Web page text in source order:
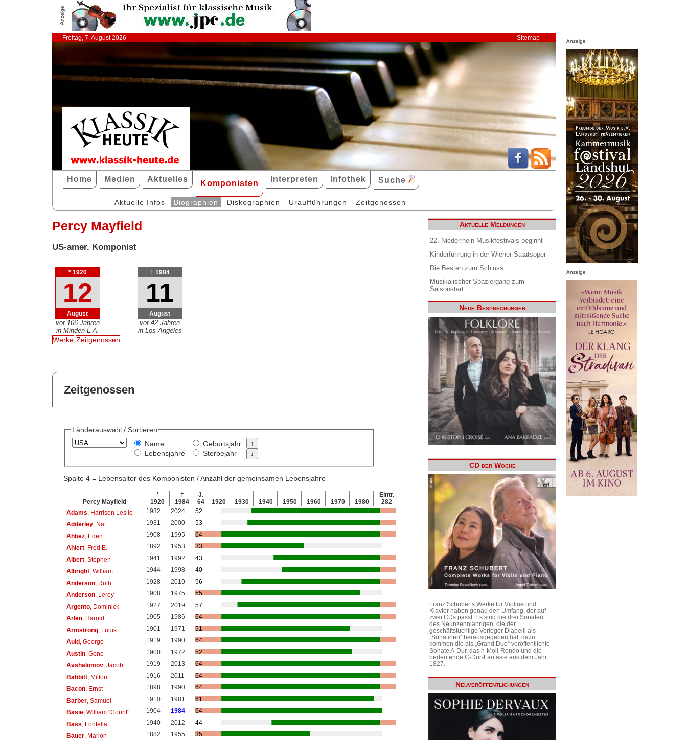
Anzeige
Freitag, 7. August 2026 Sitemap
Home Medien Aktuelles Komponisten Interpreten Infothek Suche
Aktuelle Infos Biographien Diskographien Uraufführungen Zeitgenossen
Percy Mayfield
US-amer. Komponist
* 1920
12
August
vor 106 Jahren
in Minden L.A.
† 1984
11
August
vor 42 Jahren
in Los Angeles
Werke Zeitgenossen
Zeitgenossen
Länderauswahl / Sortieren
Name
Lebensjahre
Geburtsjahr
Sterbejahr
Spalte 4 = Lebensalter des Komponisten / Anzahl der gemeinsamen Lebensjahre
Percy Mayfield
*
1920
†
1984
J.
64
1920 1930 1940 1950 1960 1970 1980
Eintr.
282
Adams , Harrison Leslie 1932 2024
52
Adderley, Nat 1931 2000
53
Ahbez, Eden 1908 1995
64
Ahlert, Fred E. 1892 1953
33
Albert, Stephen 1941 1992
43
Albright, William 1944 1998
40
Anderson, Ruth 1928 2019
56
Anderson, Leroy 1908 1975
55
Argento, Dominick 1927 2019
57
Arlen, Harold 1905 1986
64
Armstrong, Louis 1901 1971
51
Auld, George 1919 1990
64
Austin, Gene 1900 1972
52
Avshalomov, Jacob 1919 2013
64
Babbitt, Milton 1916 2011
64
Bacon, Ernst 1898 1990
64
Barber, Samuel 1910 1981
61
Basie, William "Count" 1904 1984
64
Bass , Fontella 1940 2012
44
Bauer, Marion 1882 1955
35
Aktuelle Meldungen
22. Niederrhein Musikfestivals beginnt
Kinderführung in der Wiener Staatsoper
Die Besten zum Schluss
Musikalischer Spaziergang zum
Saisonstart
Neue Besprechungen
CD der Woche
Franz Schuberts Werke für Violine und
Klavier haben genau den Umfang, der auf
zwei CDs passt. Es sind die drei Sonaten
des Neunzehnjährigen, die der
geschäftstüchtige Verleger Diabelli als
„Sonatinen“ herausgegeben hat, dazu
kommen die als „Grand Duo“ veröffentlichte
Sonate A-Dur, das h-Moll-Rondo und die
bedeutende C-Dur-Fantasie aus dem Jahr
1827.
Neuveröffentlichungen
Anzeige
Anzeige